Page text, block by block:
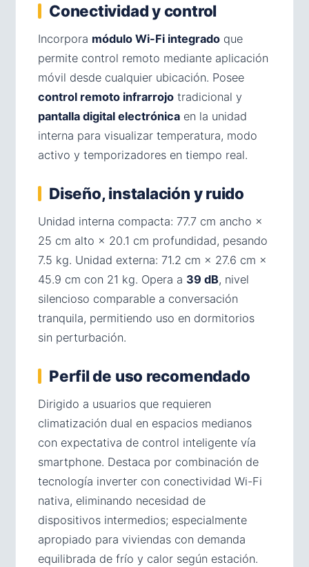
Conectividad y control
Incorpora módulo Wi-Fi integrado que
permite control remoto mediante aplicación
móvil desde cualquier ubicación. Posee
control remoto infrarrojo tradicional y
pantalla digital electrónica en la unidad
interna para visualizar temperatura, modo
activo y temporizadores en tiempo real.
Diseño, instalación y ruido
Unidad interna compacta: 77.7 cm ancho ×
25 cm alto × 20.1 cm profundidad, pesando
7.5 kg. Unidad externa: 71.2 cm × 27.6 cm ×
45.9 cm con 21 kg. Opera a 39 dB, nivel
silencioso comparable a conversación
tranquila, permitiendo uso en dormitorios
sin perturbación.
Perfil de uso recomendado
Dirigido a usuarios que requieren
climatización dual en espacios medianos
con expectativa de control inteligente vía
smartphone. Destaca por combinación de
tecnología inverter con conectividad Wi-Fi
nativa, eliminando necesidad de
dispositivos intermedios; especialmente
apropiado para viviendas con demanda
equilibrada de frío y calor según estación.